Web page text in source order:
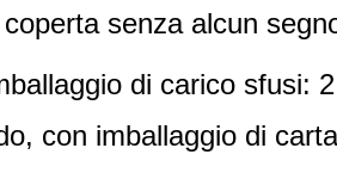
senza alcun
di carico sfusi:
con imballaggio di